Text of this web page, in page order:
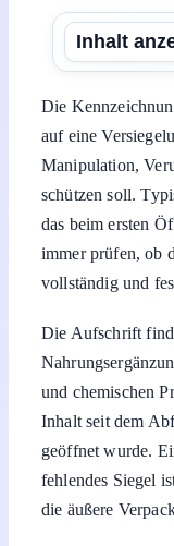
Inhalt
Die
auf eine
Manipulation,
schützen soll.
das beim ersten
immer prüfen, ob
vollständig und
Die Aufschrift
und chemischen
Inhalt seit dem
geöffnet wurde.
fehlendes Siegel
die äußere